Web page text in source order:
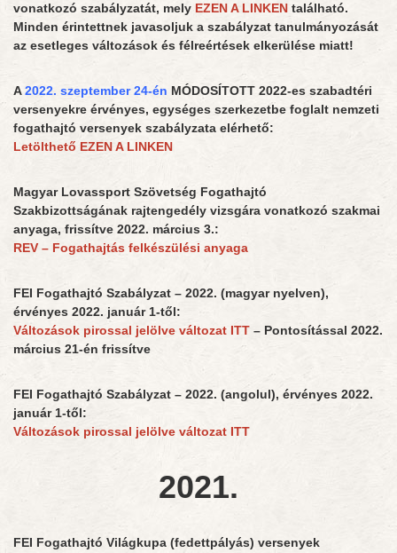
vonatkozó szabályzatát, mely EZEN A LINKEN található.
Minden érintettnek javasoljuk a szabályzat tanulmányozását
az esetleges változások és félreértések elkerülése miatt!
A2022. szeptember 24-én MÓDOSÍTOTT 2022-es szabadtéri
versenyekre érvényes, egységes szerkezetbe foglalt nemzeti
fogathajtó versenyek szabályzata elérhető:
Letölthető EZEN A LINKEN
Magyar Lovassport Szövetség Fogathajtó
Szakbizottságának rajtengedély vizsgára vonatkozó szakmai
anyaga, frissítve 2022. március 3.:
REV – Fogathajtás felkészülési anyaga
FEI Fogathajtó Szabályzat – 2022. (magyar nyelven),
érvényes 2022. január 1-től:
Változások pirossal jelölve változat ITT – Pontosítással 2022.
március 21-én frissítve
FEI Fogathajtó Szabályzat – 2022. (angolul), érvényes 2022.
január 1-től:
Változások pirossal jelölve változat ITT
2021.
FEI Fogathajtó Világkupa (fedettpályás) versenyek